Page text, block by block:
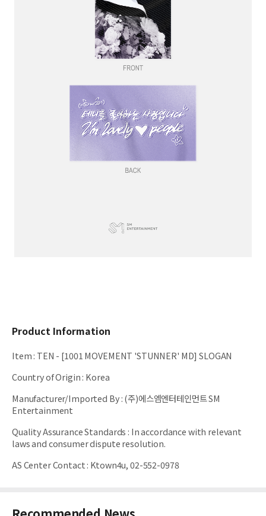
Product Information
Item: TEN - [1001 MOVEMENT 'STUNNER' MD] SLOGAN
Country of Origin: Korea
Manufacturer/Imported By:(주)에스엠엔터테인먼트 SM
Entertainment
Quality Assurance Standards : In accordance with relevant
laws and consumer dispute resolution.
AS Center Contact: Ktown4u, 02-552-0978